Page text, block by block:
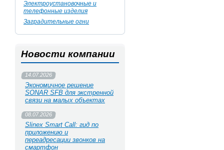
Электроустановочные и
телефонные изделия
Заградительные огни
Новости компании
14.07.2026
Экономичное решение
SONAR SFB для экстренной
связи на малых объектах
08.07.2026
Slinex Smart Call: гид по
приложению и
переадресации звонков на
смартфон